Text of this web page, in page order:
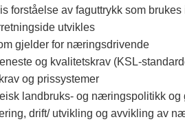
forståelse av faguttrykk som
utvikles
gjelder for næringsdrivende
og kvalitetskrav (KSL-
og prissystemer
landbruks- og næringspolitikk
drift/ utvikling og avvikling av